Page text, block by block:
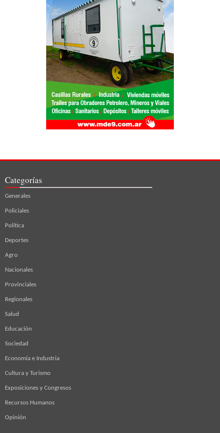
Categorías
Generales
Policiales
Política
Deportes
Agro
Nacionales
Provinciales
Regionales
Salud
Educación
Sociedad
Economía e Industria
Cultura y Turismo
Exposiciones y Congresos
Recursos Humanos
Opinión